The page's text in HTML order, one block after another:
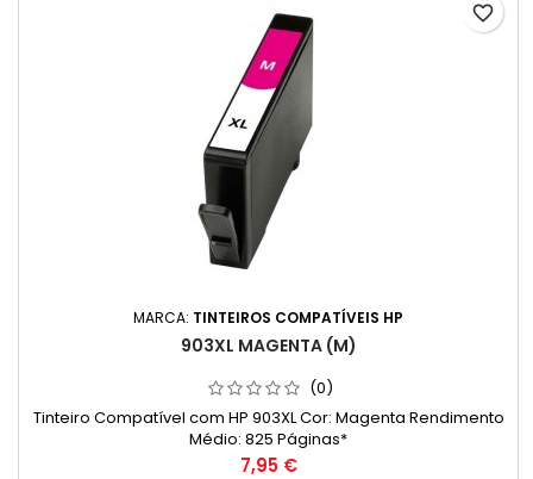
MARCA: TINTEIROS COMPATÍVEIS HP
903XL MAGENTA (M)
(0)
Tinteiro Compatível com HP 903XL Cor: Magenta Rendimento
Médio: 825 Páginas*
Preço
7,95 €
favorite_border